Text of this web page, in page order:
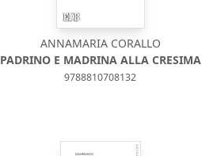
ANNAMARIA CORALLO
PADRINO E MADRINA ALLA CRESIMA
9788810708132